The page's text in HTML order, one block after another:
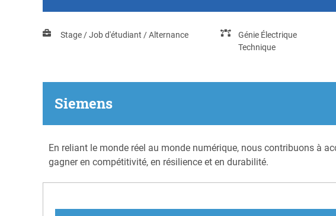
Stage / Job d'étudiant / Alternance
Génie Électrique
Technique
Siemens
En reliant le monde réel au monde numérique, nous contribuons à
gagner en compétitivité, en résilience et en durabilité.